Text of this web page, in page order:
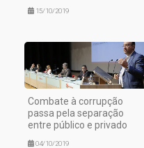
15/10/2019
Combate à corrupção
passa pela separação
entre público e privado
04/10/2019